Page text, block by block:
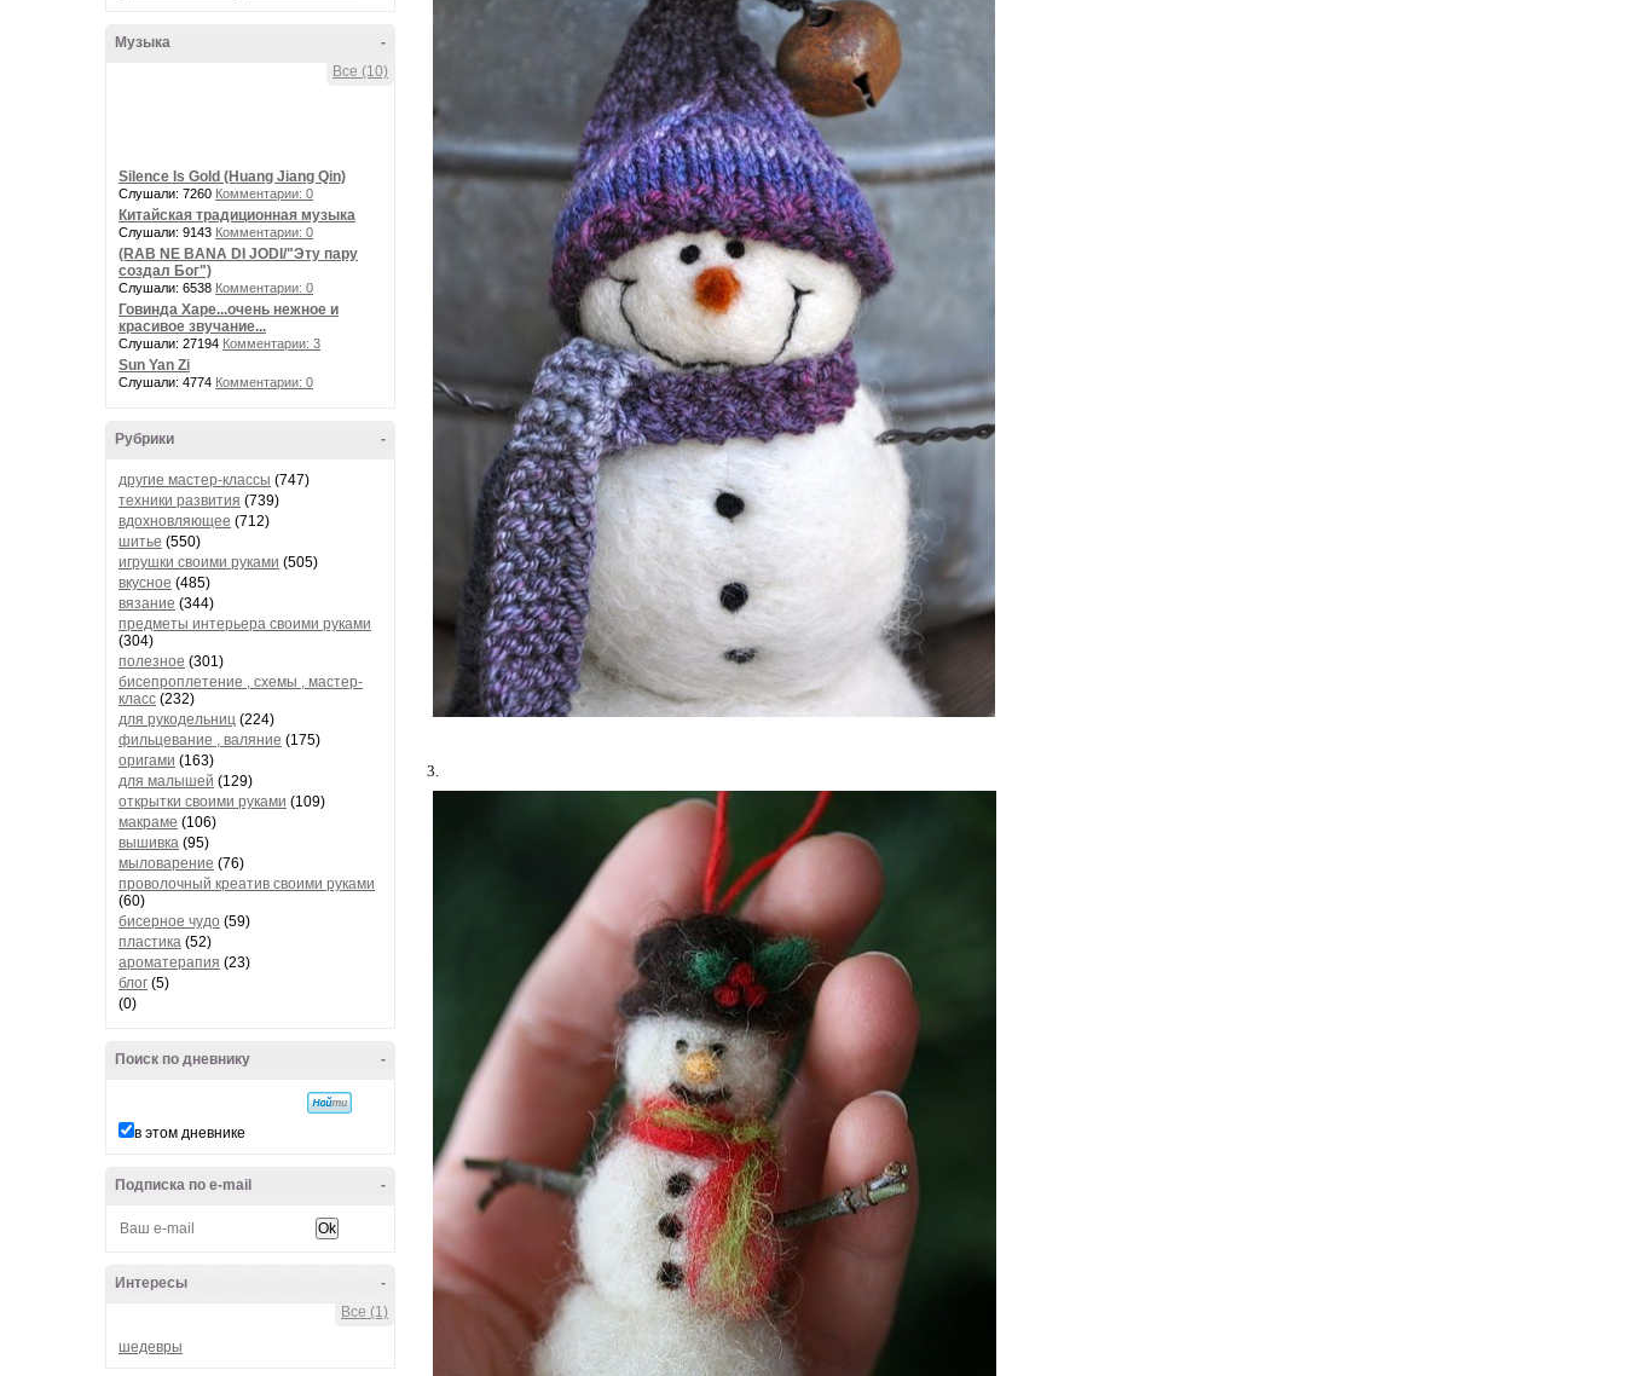
-
Музыка
Все (10)
Silence Is Gold (Huang Jiang Qin)
Слушали: 7260 Комментарии: 0
Китайская традиционная музыка
Слушали: 9143 Комментарии: 0
(RAB NE BANA DI JODI/"Эту пару
создал Бог")
Слушали: 6538 Комментарии: 0
Говинда Харе...очень нежное и
красивое звучание...
Слушали: 27194 Комментарии: 3
Sun Yan Zi
Слушали: 4774 Комментарии: 0
-
Рубрики
другие мастер-классы (747)
техники развития (739)
вдохновляющее (712)
шитье (550)
игрушки своими руками (505)
вкусное (485)
вязание (344)
предметы интерьера своими руками
(304)
полезное (301)
бисепроплетение , схемы , мастер-
класс (232)
для рукодельниц (224)
фильцевание , валяние (175)
оригами (163)
для малышей (129)
открытки своими руками (109)
макраме (106)
вышивка (95)
мыловарение (76)
проволочный креатив своими руками
(60)
бисерное чудо (59)
пластика (52)
ароматерапия (23)
блог (5)
(0)
-
Поиск по дневнику
в этом дневнике
-
Подписка по e-mail
-
Интересы
Все (1)
шедевры
3.